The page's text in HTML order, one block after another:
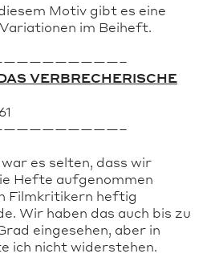
Motiv gibt es eine
im Beiheft.
VERBRECHERISCHE
es selten, dass wir
Hefte aufgenommen
Filmkritikern heftig
Wir haben das auch bis zu
eingesehen, aber in
ich nicht widerstehen.